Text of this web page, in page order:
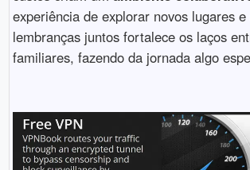
experiência de explorar novos lugares
lembranças juntos fortalece os laços
familiares, fazendo da jornada algo